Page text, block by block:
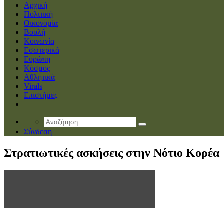
Αρχική
Πολιτική
Οικονομία
Βουλή
Κοινωνία
Εσωτερικά
Ευρώπη
Κόσμος
Αθλητικά
Virals
Επιστήμες
Σύνδεση
Στρατιωτικές ασκήσεις στην Νότιο Κορέα